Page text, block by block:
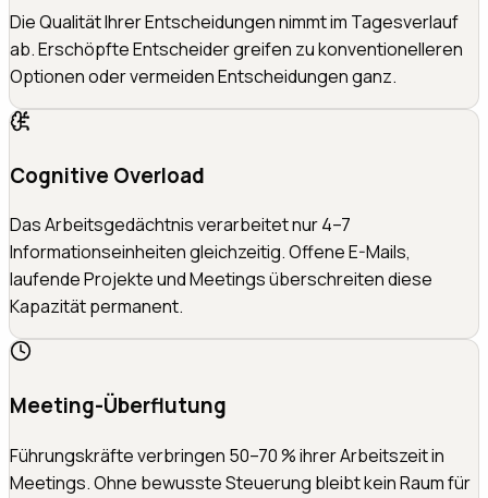
Die Qualität Ihrer Entscheidungen nimmt im Tagesverlauf
ab. Erschöpfte Entscheider greifen zu konventionelleren
Optionen oder vermeiden Entscheidungen ganz.
Cognitive Overload
Das Arbeitsgedächtnis verarbeitet nur 4–7
Informationseinheiten gleichzeitig. Offene E-Mails,
laufende Projekte und Meetings überschreiten diese
Kapazität permanent.
Meeting-Überflutung
Führungskräfte verbringen 50–70 % ihrer Arbeitszeit in
Meetings. Ohne bewusste Steuerung bleibt kein Raum für